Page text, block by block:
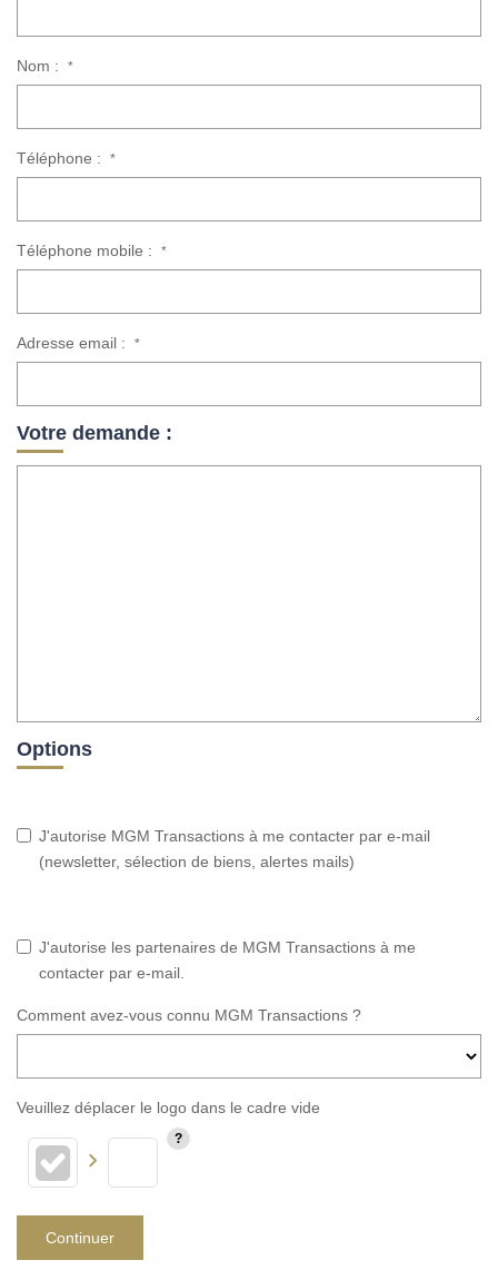
Nom : *
Téléphone : *
Téléphone mobile : *
Adresse email : *
Votre demande :
Options
J'autorise MGM Transactions à me contacter par e-mail
(newsletter, sélection de biens, alertes mails)
J'autorise les partenaires de MGM Transactions à me
contacter par e-mail.
Comment avez-vous connu MGM Transactions ?
Veuillez déplacer le logo dans le cadre vide
Continuer